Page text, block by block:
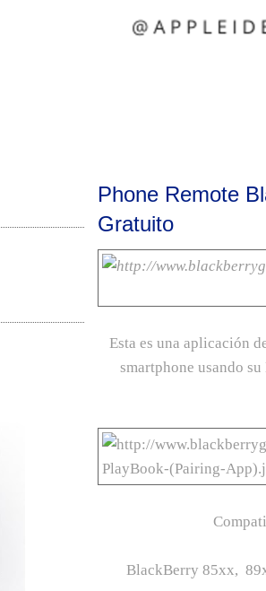
Phone Remote
Gratuito
Esta es una aplicación
smartphone usando
BlackBerry 85xx,